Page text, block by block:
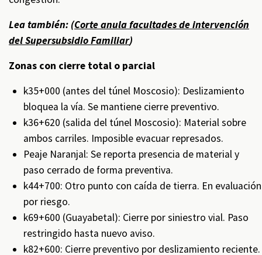
Lea también: (Corte anula facultades de intervención
del Supersubsidio Familiar)
Zonas con cierre total o parcial
k35+000 (antes del túnel Moscosio): Deslizamiento
bloquea la vía. Se mantiene cierre preventivo.
k36+620 (salida del túnel Moscosio): Material sobre
ambos carriles. Imposible evacuar represados.
Peaje Naranjal: Se reporta presencia de material y
paso cerrado de forma preventiva.
k44+700: Otro punto con caída de tierra. En evaluación
por riesgo.
k69+600 (Guayabetal): Cierre por siniestro vial. Paso
restringido hasta nuevo aviso.
k82+600: Cierre preventivo por deslizamiento reciente.